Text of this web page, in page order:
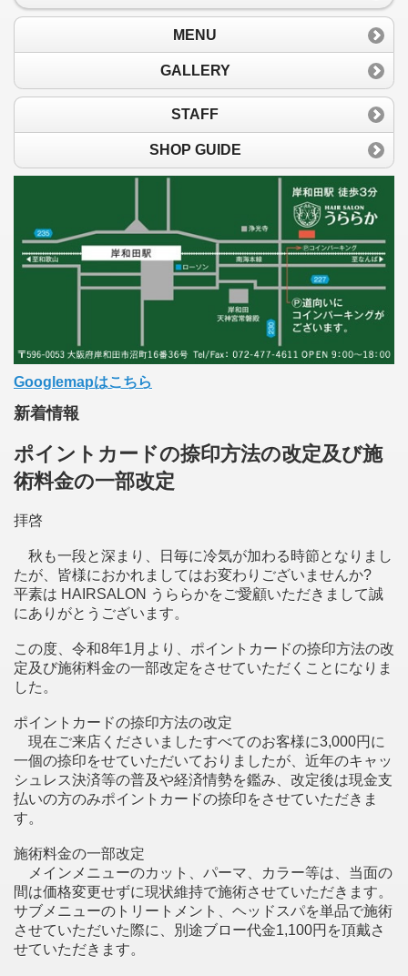
MENU
GALLERY
STAFF
SHOP GUIDE
Googlemapはこちら
新着情報
ポイントカードの捺印方法の改定及び施
術料金の一部改定
拝啓
秋も一段と深まり、日毎に冷気が加わる時節となりまし
たが、皆様におかれましてはお変わりございませんか?
平素は HAIRSALON うららかをご愛顧いただきまして誠
にありがとうございます。
この度、令和8年1月より、ポイントカードの捺印方法の改
定及び施術料金の一部改定をさせていただくことになりま
した。
ポイントカードの捺印方法の改定
現在ご来店くださいましたすべてのお客様に3,000円に
一個の捺印をせていただいておりましたが、近年のキャッ
シュレス決済等の普及や経済情勢を鑑み、改定後は現金支
払いの方のみポイントカードの捺印をさせていただきま
す。
施術料金の一部改定
メインメニューのカット、パーマ、カラー等は、当面の
間は価格変更せずに現状維持で施術させていただきます。
サブメニューのトリートメント、ヘッドスパを単品で施術
させていただいた際に、別途ブロー代金1,100円を頂戴さ
せていただきます。